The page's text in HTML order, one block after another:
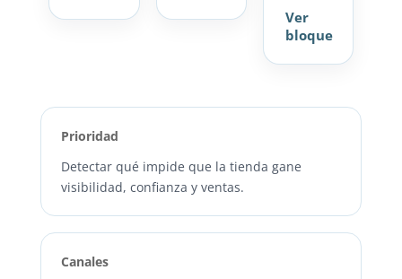
Ver
bloque
Prioridad
Detectar qué impide que la tienda gane
visibilidad, confianza y ventas.
Canales